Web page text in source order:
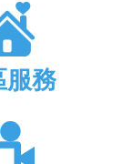
服務